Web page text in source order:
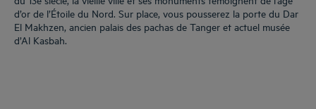
d’or de l’Étoile du Nord. Sur place, vous pousserez la porte du Dar
El Makhzen, ancien palais des pachas de Tanger et actuel musée
d’Al Kasbah.